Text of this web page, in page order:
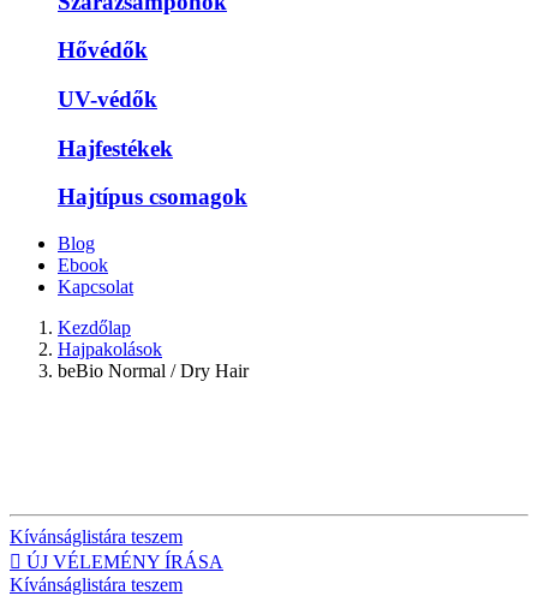
Hővédők
UV-védők
Hajfestékek
Hajtípus csomagok
Blog
Ebook
Kapcsolat
Kezdőlap
Hajpakolások
beBio Normal / Dry Hair
Kívánságlistára teszem
 ÚJ VÉLEMÉNY ÍRÁSA
Kívánságlistára teszem